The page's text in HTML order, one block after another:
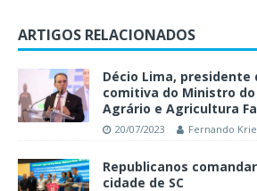
ARTIGOS RELACIONADOS
Décio Lima, presidente
comitiva do Ministro
Agrário e Agricultura
20/07/2023 Fernando
Republicanos
cidade de SC